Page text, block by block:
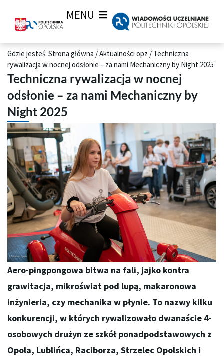
MENU
Gdzie jesteś: Strona główna /Aktualności opz / Techniczna
rywalizacja w nocnej odsłonie – za nami Mechaniczny by Night 2025
Techniczna rywalizacja w nocnej
odsłonie – za nami Mechaniczny by
Night 2025
Aero-pingpongowa bitwa na fali, jajko kontra
grawitacja, mikroświat pod lupą, makaronowa
inżynieria, czy mechanika w płynie. To nazwy kilku
konkurencji, w których rywalizowało dwanaście 4-
osobowych drużyn ze szkół ponadpodstawowych z
Opola, Lublińca, Raciborza, Strzelec Opolskich i